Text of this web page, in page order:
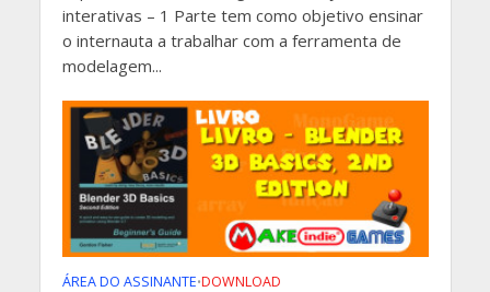
interativas – 1 Parte tem como objetivo ensinar
o internauta a trabalhar com a ferramenta de
modelagem...
ÁREA DO ASSINANTE•DOWNLOAD